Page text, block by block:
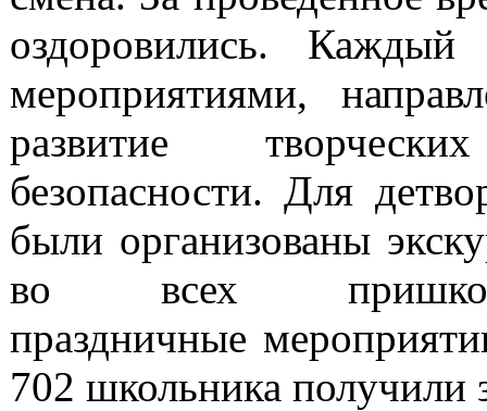
оздоровились.
мероприятиями,
развитие
безопасности. Для
были организованы
во всех
праздничные
702 школьника получили